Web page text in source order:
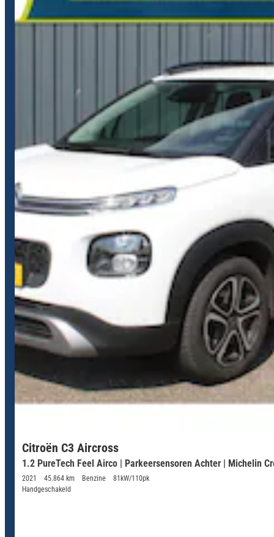
Citroën C3 Aircross
1.2 PureTech Feel Airco | Parkeersensoren Achter | Michelin
2021 45.864 km Benzine
81kW/110pk
Handgeschakeld